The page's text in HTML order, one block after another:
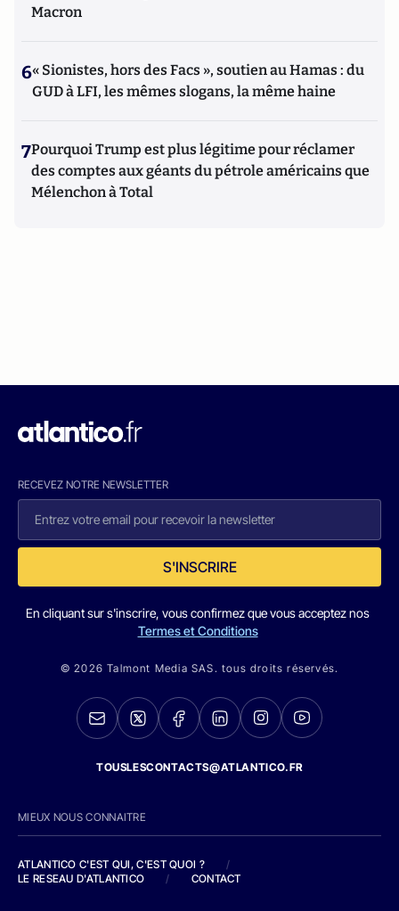
Macron
6« Sionistes, hors des Facs », soutien au Hamas : du
GUD à LFI, les mêmes slogans, la même haine
7Pourquoi Trump est plus légitime pour réclamer
des comptes aux géants du pétrole américains que
Mélenchon à Total
RECEVEZ NOTRE NEWSLETTER
S'INSCRIRE
En cliquant sur s'inscrire, vous confirmez que vous acceptez nos
Termes et Conditions
© 2026 Talmont Media SAS. tous droits réservés.
TOUSLESCONTACTS@ATLANTICO.FR
MIEUX NOUS CONNAITRE
ATLANTICO C'EST QUI, C'EST QUOI ?
/
LE RESEAU D'ATLANTICO
/ CONTACT